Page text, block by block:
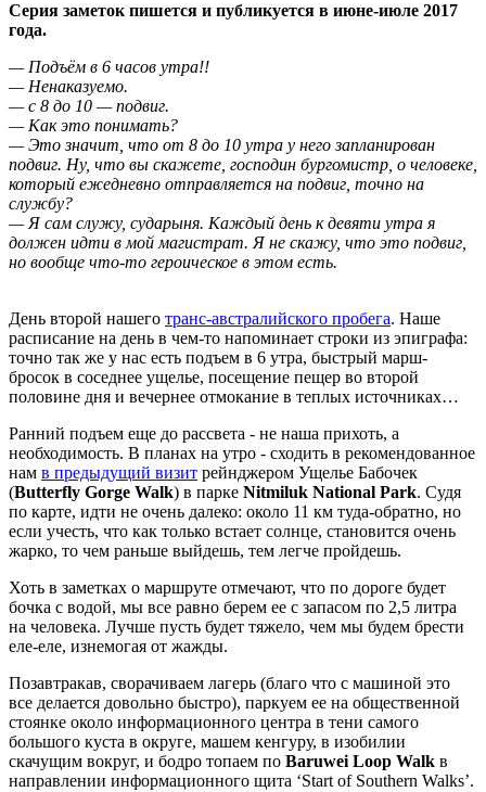
Серия заметок пишется и публикуется в июне-июле 2017
года.
— Подъём в 6 часов утра!!
— Ненаказуемо.
— с 8 до 10 — подвиг.
— Как это понимать?
— Это значит, что от 8 до 10 утра у него запланирован
подвиг. Ну, что вы скажете, господин бургомистр, о человеке,
который ежедневно отправляется на подвиг, точно на
службу?
— Я сам служу, сударыня. Каждый день к девяти утра я
должен идти в мой магистрат. Я не скажу, что это подвиг,
но вообще что-то героическое в этом есть.
День второй нашего транс-австралийского пробега. Наше
расписание на день в чем-то напоминает строки из эпиграфа:
точно так же у нас есть подъем в 6 утра, быстрый марш-
бросок в соседнее ущелье, посещение пещер во второй
половине дня и вечернее отмокание в теплых источниках…
Ранний подъем еще до рассвета - не наша прихоть, а
необходимость. В планах на утро - сходить в рекомендованное
нам в предыдущий визит рейнджером Ущелье Бабочек
(Butterfly Gorge Walk) в парке Nitmiluk National Park. Судя
по карте, идти не очень далеко: около 11 км туда-обратно, но
если учесть, что как только встает солнце, становится очень
жарко, то чем раньше выйдешь, тем легче пройдешь.
Хоть в заметках о маршруте отмечают, что по дороге будет
бочка с водой, мы все равно берем ее с запасом по 2,5 литра
на человека. Лучше пусть будет тяжело, чем мы будем брести
еле-еле, изнемогая от жажды.
Позавтракав, сворачиваем лагерь (благо что с машиной это
все делается довольно быстро), паркуем ее на общественной
стоянке около информационного центра в тени самого
большого куста в округе, машем кенгуру, в изобилии
скачущим вокруг, и бодро топаем по Baruwei Loop Walk в
направлении информационного щита ‘Start of Southern Walks’.